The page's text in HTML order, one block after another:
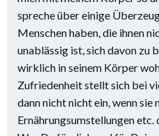
spreche über einige
Menschen haben, die ihnen
unablässig ist, sich davon zu
wirklich in seinem Körper
Zufriedenheit stellt sich bei
dann nicht nicht ein, wenn sie
Ernährungsumstellungen